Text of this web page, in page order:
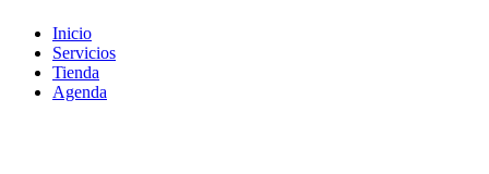
Inicio
Servicios
Tienda
Agenda